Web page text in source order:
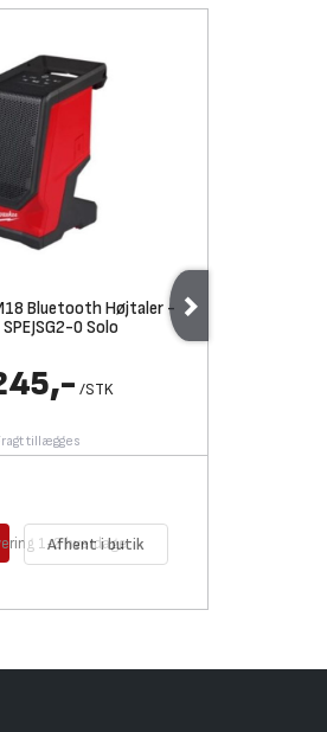
Bluetooth Højtaler -
0 Solo
/STK
tillægges
Afhent i butik
1-2 hverdage